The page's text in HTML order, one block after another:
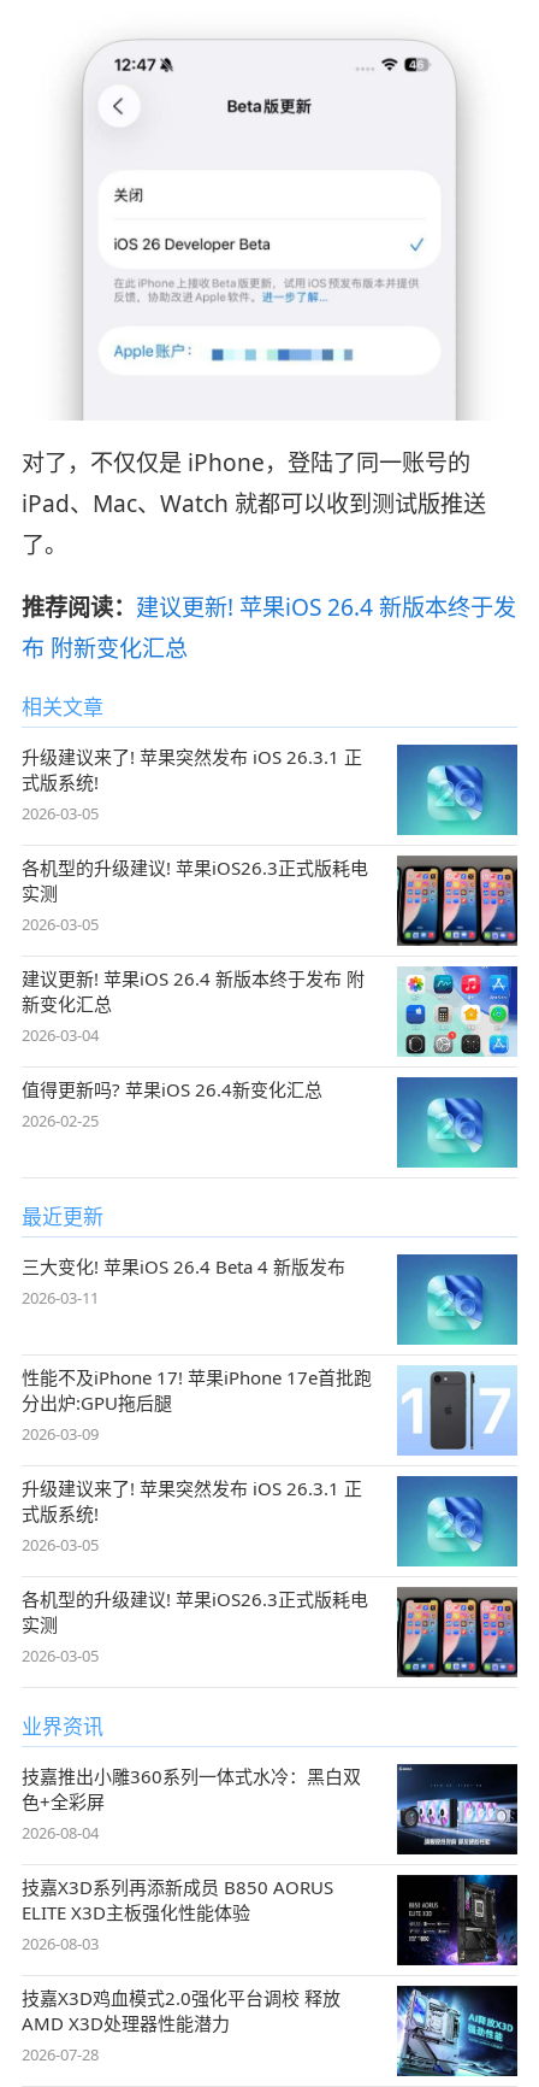
对了，不仅仅是 iPhone，登陆了同一账号的
iPad、Mac、Watch 就都可以收到测试版推送
了。
推荐阅读： 建议更新! 苹果iOS 26.4 新版本终于发
布 附新变化汇总
相关文章
升级建议来了! 苹果突然发布 iOS 26.3.1 正
式版系统!
2026-03-05
各机型的升级建议! 苹果iOS26.3正式版耗电
实测
2026-03-05
建议更新! 苹果iOS 26.4 新版本终于发布 附
新变化汇总
2026-03-04
值得更新吗? 苹果iOS 26.4新变化汇总
2026-02-25
最近更新
三大变化! 苹果iOS 26.4 Beta 4 新版发布
2026-03-11
性能不及iPhone 17! 苹果iPhone 17e首批跑
分出炉:GPU拖后腿
2026-03-09
升级建议来了! 苹果突然发布 iOS 26.3.1 正
式版系统!
2026-03-05
各机型的升级建议! 苹果iOS26.3正式版耗电
实测
2026-03-05
业界资讯
技嘉推出小雕360系列一体式水冷：黑白双
色+全彩屏
2026-08-04
技嘉X3D系列再添新成员 B850 AORUS
ELITE X3D主板强化性能体验
2026-08-03
技嘉X3D鸡血模式2.0强化平台调校 释放
AMD X3D处理器性能潜力
2026-07-28